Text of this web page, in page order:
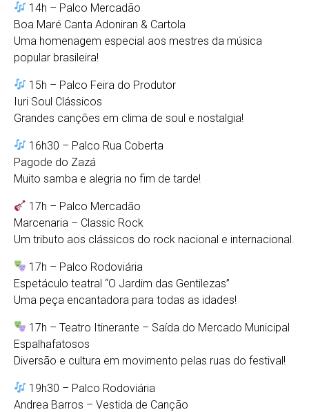
14h – Palco Mercadão
Boa Maré Canta Adoniran & Cartola
Uma homenagem especial aos mestres da música
popular brasileira!
15h – Palco Feira do Produtor
Iuri Soul Clássicos
Grandes canções em clima de soul e nostalgia!
16h30 – Palco Rua Coberta
Pagode do Zazá
Muito samba e alegria no fim de tarde!
17h – Palco Mercadão
Marcenaria – Classic Rock
Um tributo aos clássicos do rock nacional e internacional.
17h – Palco Rodoviária
Espetáculo teatral “O Jardim das Gentilezas”
Uma peça encantadora para todas as idades!
17h – Teatro Itinerante – Saída do Mercado Municipal
Espalhafatosos
Diversão e cultura em movimento pelas ruas do festival!
19h30 – Palco Rodoviária
Andrea Barros – Vestida de Canção